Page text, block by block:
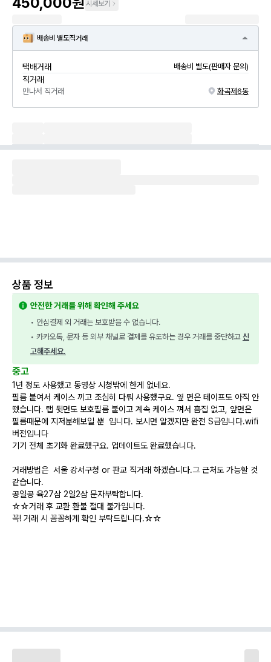
시세보기
배송비 별도직거래
택배거래 배송비 별도(판매자 문의)
직거래
만나서 직거래 화곡제6동
상품 정보
안전한 거래를 위해 확인해 주세요
• 안심결제 외 거래는 보호받을 수 없습니다.
• 카카오톡, 문자 등 외부 채널로 결제를 유도하는 경우 거래를 중단하고 신
고해주세요.
중고
1년 정도 사용했고 동영상 시청밖에 한게 없네요.
필름 붙여서 케이스 끼고 조심히 다뤄 사용했구요. 옆 면은 테이프도 아직 안
뗐습니다. 탭 뒷면도 보호필름 붙이고 계속 케이스 껴서 흠집 없고, 앞면은
필름때문에 지저분해보일 뿐 입니다. 보시면 알겠지만 완전 S급입니다.wifi
버전입니다
기기 전체 초기화 완료했구요. 업데이트도 완료했습니다.
거래방법은 서울 강서구청 or 판교 직거래 하겠습니다.그 근처도 가능할 것
같습니다.
공일공 육27삼 2일2삼 문자부탁합니다.
☆☆거래 후 교환 환불 절대 불가입니다.
꼭! 거래 시 꼼꼼하게 확인 부탁드립니다.☆☆